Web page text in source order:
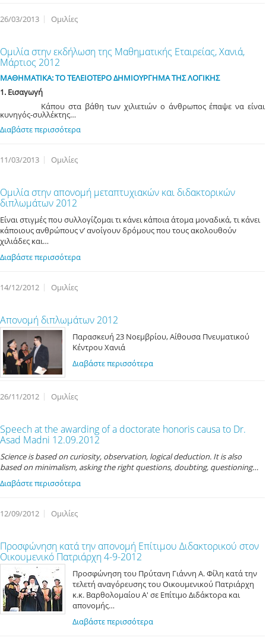
26/03/2013 Ομιλίες
Ομιλία στην εκδήλωση της Μαθηματικής Εταιρείας, Χανιά,
Μάρτιος 2012
ΜΑΘΗΜΑΤΙΚΑ: ΤΟ ΤΕΛΕΙΟΤΕΡΟ ΔΗΜΙΟΥΡΓΗΜΑ ΤΗΣ ΛΟΓΙΚΗΣ
1. Εισαγωγή
Κάπου στα βάθη των χιλιετιών ο άνθρωπος έπαψε να είναι
κυνηγός-συλλέκτης…
Διαβάστε περισσότερα
11/03/2013 Ομιλίες
Ομιλία στην απονομή μεταπτυχιακών και διδακτορικών
διπλωμάτων 2012
Είναι στιγμές που συλλογίζομαι τι κάνει κάποια άτομα μοναδικά, τι κάνει
κάποιους ανθρώπους ν’ ανοίγουν δρόμους που τους ακολουθούν
χιλιάδες και…
Διαβάστε περισσότερα
14/12/2012 Ομιλίες
Απονομή διπλωμάτων 2012
Παρασκευή 23 Νοεμβρίου, Αίθουσα Πνευματικού
Κέντρου Χανιά
Διαβάστε περισσότερα
26/11/2012 Ομιλίες
Speech at the awarding of a doctorate honoris causa to Dr.
Asad Madni 12.09.2012
Science is based on curiosity, observation, logical deduction. It is also
based on minimalism, asking the right questions, doubting, questioning…
Διαβάστε περισσότερα
12/09/2012 Ομιλίες
Προσφώνηση κατά την απονομή Επίτιμου Διδακτορικού στον
Οικουμενικό Πατριάρχη 4-9-2012
Προσφώνηση του Πρύτανη Γιάννη Α. Φίλη κατά την
τελετή αναγόρευσης του Οικουμενικού Πατριάρχη
κ.κ. Βαρθολομαίου Α' σε Επίτιμο Διδάκτορα και
απονομής…
Διαβάστε περισσότερα